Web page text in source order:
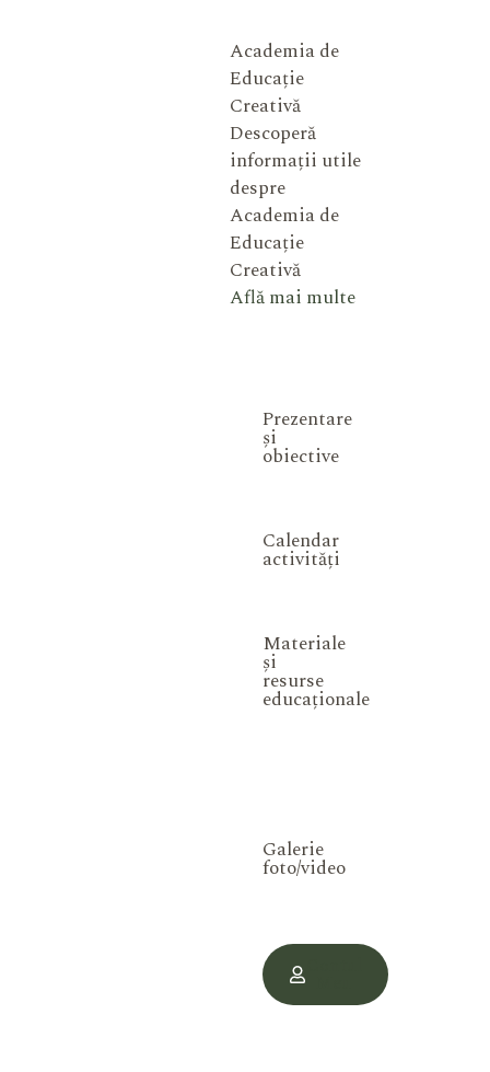
Academia de
Educație
Creativă
Descoperă
informații utile
despre
Academia de
Educație
Creativă
Află mai multe
Prezentare
și
obiective
Calendar
activități
Materiale
și
resurse
educaționale
Galerie
foto/video